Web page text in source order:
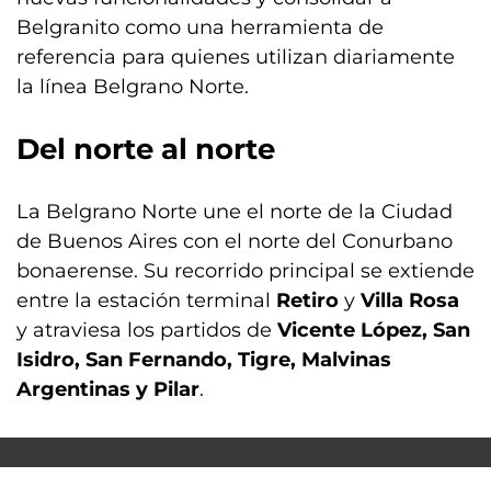
Belgranito como una herramienta de
referencia para quienes utilizan diariamente
la línea Belgrano Norte.
Del norte al norte
La Belgrano Norte une el norte de la Ciudad
de Buenos Aires con el norte del Conurbano
bonaerense. Su recorrido principal se extiende
entre la estación terminal Retiro y Villa Rosa
y atraviesa los partidos de Vicente López, San
Isidro, San Fernando, Tigre, Malvinas
Argentinas y Pilar.